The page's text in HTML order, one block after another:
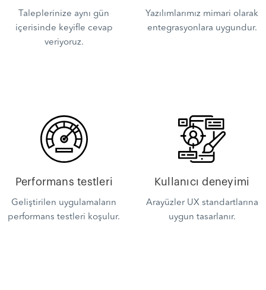
Taleplerinize aynı gün
içerisinde keyifle cevap
veriyoruz.
Yazılımlarımız mimari olarak
entegrasyonlara uygundur.
Performans testleri
Geliştirilen uygulamaların
performans testleri koşulur.
Kullanıcı deneyimi
Arayüzler UX standartlarına
uygun tasarlanır.